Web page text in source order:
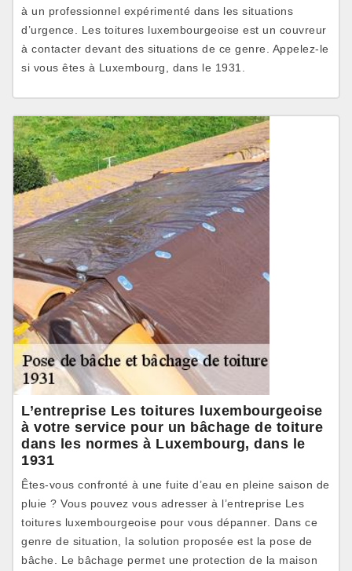
à un professionnel expérimenté dans les situations
d’urgence. Les toitures luxembourgeoise est un couvreur
à contacter devant des situations de ce genre. Appelez-le
si vous êtes à Luxembourg, dans le 1931.
L’entreprise Les toitures luxembourgeoise
à votre service pour un bâchage de toiture
dans les normes à Luxembourg, dans le
1931
Êtes-vous confronté à une fuite d’eau en pleine saison de
pluie ? Vous pouvez vous adresser à l’entreprise Les
toitures luxembourgeoise pour vous dépanner. Dans ce
genre de situation, la solution proposée est la pose de
bâche. Le bâchage permet une protection de la maison